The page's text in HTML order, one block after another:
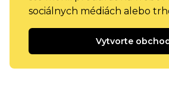
sociálnych médiách alebo
Vytvorte